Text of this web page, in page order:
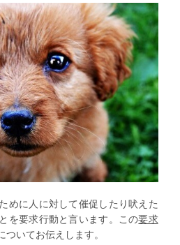
めに人に対して催促したり吠えた
を要求行動と言います。この要求
ついてお伝えします。